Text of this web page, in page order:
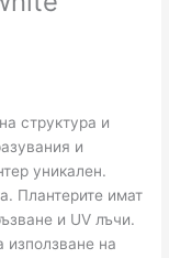
структура и
и
уникален.
Плантерите имат
и UV лъчи.
използване на